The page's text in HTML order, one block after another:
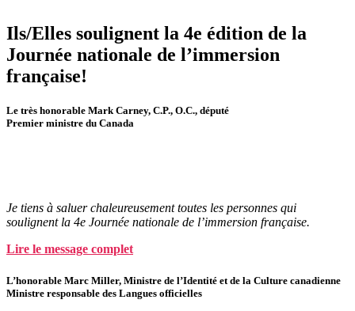
Ils/Elles soulignent la 4e édition de la
Journée nationale de l’immersion
française!
Le très honorable Mark Carney, C.P., O.C., député
Premier ministre du Canada
Je tiens à saluer chaleureusement toutes les personnes qui
soulignent la 4e Journée nationale de l’immersion française.
Lire le message complet
L’honorable Marc Miller, Ministre de l’Identité et de la Culture canadienne
Ministre responsable des Langues officielles